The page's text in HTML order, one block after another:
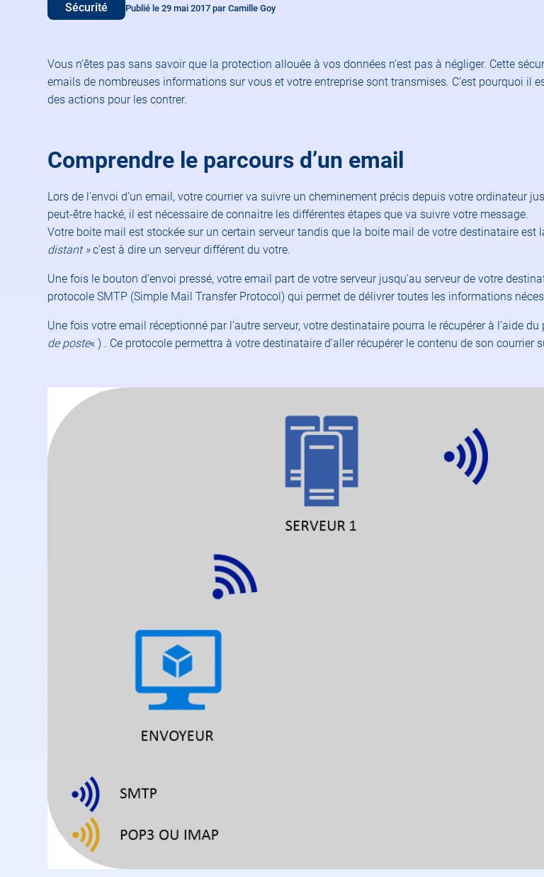
Sécurité Publié le 29 mai 2017 par Camille Goy
Vous n’êtes pas sans savoir que la protection allouée à vos données n’est pas à négliger. Cette
emails de nombreuses informations sur vous et votre entreprise sont transmises. C’est pourquoi il
des actions pour les contrer.
Comprendre le parcours d’un email
Lors de l’envoi d’un email, votre courrier va suivre un cheminement précis depuis votre ordinateur
peut-être hacké, il est nécessaire de connaitre les différentes étapes que va suivre votre message.
Votre boite mail est stockée sur un certain serveur tandis que la boite mail de votre destinataire est
distant »c’est à dire un serveur différent du votre.
Une fois le bouton d’envoi pressé, votre email part de votre serveur jusqu’au serveur de votre
protocole SMTP (Simple Mail Transfer Protocol) qui permet de délivrer toutes les informations
Une fois votre email réceptionné par l’autre serveur, votre destinataire pourra le récupérer à l’aide du
de poste« ) . Ce protocole permettra à votre destinataire d’aller récupérer le contenu de son